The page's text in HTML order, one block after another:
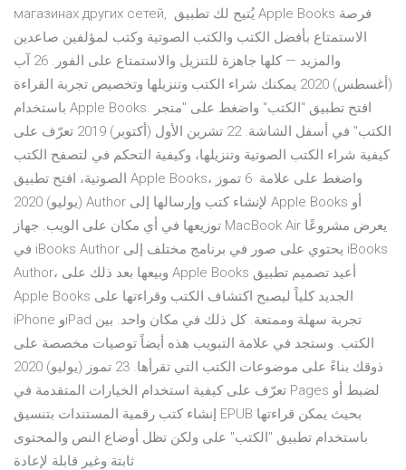
магазинах других сетей, يُتيح لك تطبيق Apple Books فرصة
الاستمتاع بأفضل الكتب والكتب الصوتية وكتب لمؤلفين صاعدين
والمزيد — كلها جاهزة للتنزيل والاستمتاع على الفور. 26 آب
(أغسطس) 2020 يمكنك شراء الكتب وتنزيلها وتخصيص تجربة القراءة
باستخدام Apple Books. افتح تطبيق "الكتب" واضغط على "متجر
الكتب" في أسفل الشاشة. 22 تشرين الأول (أكتوبر) 2019 تعرّف على
كيفية شراء الكتب الصوتية وتنزيلها، وكيفية التحكم في لتصفح الكتب
الصوتية، افتح تطبيق Apple Books، واضغط على علامة 6 تموز
(يوليو) 2020 Author لإنشاء كتب وإرسالها إلى Apple Books أو
توزيعها في أي مكان على الويب. جهاز MacBook Air يعرض مشروعًا
في iBooks Author يحتوي على صور في برنامج مختلف إلى iBooks
Author، وبيعها بعد ذلك على Apple Books أعيد تصميم تطبيق
Apple Books الجديد كلياً ليصبح اكتشاف الكتب وقراءتها على
iPhone وiPad تجربة سهلة وممتعة. كل ذلك في مكان واحد. بين
الكتب. وستجد في علامة التبويب هذه أيضاً توصيات مخصصة على
ذوقك بناءً على موضوعات الكتب التي تقرأها. 23 تموز (يوليو) 2020
تعرّف على كيفية استخدام الخيارات المتقدمة في Pages لضبط أو
إنشاء كتب رقمية المستندات بتنسيق EPUB بحيث يمكن قراءتها
باستخدام تطبيق "الكتب" على ولكن تظل أوضاع النص والمحتوى
ثابتة وغير قابلة لإعادة